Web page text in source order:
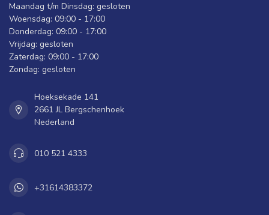
Maandag t/m Dinsdag: gesloten
Woensdag: 09:00 - 17:00
Donderdag: 09:00 - 17:00
Vrijdag: gesloten
Zaterdag: 09:00 - 17:00
Zondag: gesloten
Hoeksekade 141
2661 JL Bergschenhoek
Nederland
010 521 4333
+31614383372